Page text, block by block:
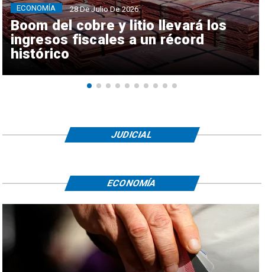
Boom del cobre y litio llevará los
ingresos fiscales a un récord
histórico
ECONOMÍA 28 De Julio De 2026
JUDICIAL
ECONOMÍA